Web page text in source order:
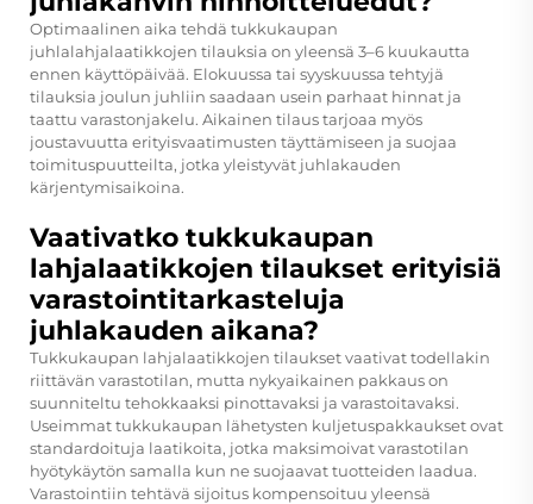
Optimaalinen aika tehdä tukkukaupan
juhlalahjalaatikkojen tilauksia on yleensä 3–6 kuukautta
ennen käyttöpäivää. Elokuussa tai syyskuussa tehtyjä
tilauksia joulun juhliin saadaan usein parhaat hinnat ja
taattu varastonjakelu. Aikainen tilaus tarjoaa myös
joustavuutta erityisvaatimusten täyttämiseen ja suojaa
toimituspuutteilta, jotka yleistyvät juhlakauden
kärjentymisaikoina.
Vaativatko tukkukaupan
lahjalaatikkojen tilaukset erityisiä
varastointitarkasteluja
juhlakauden aikana?
Tukkukaupan lahjalaatikkojen tilaukset vaativat todellakin
riittävän varastotilan, mutta nykyaikainen pakkaus on
suunniteltu tehokkaaksi pinottavaksi ja varastoitavaksi.
Useimmat tukkukaupan lähetysten kuljetuspakkaukset ovat
standardoituja laatikoita, jotka maksimoivat varastotilan
hyötykäytön samalla kun ne suojaavat tuotteiden laadua.
Varastointiin tehtävä sijoitus kompensoituu yleensä